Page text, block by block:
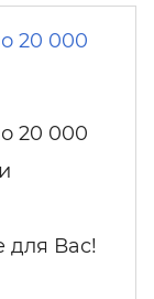
20 000
20 000
для Вас!